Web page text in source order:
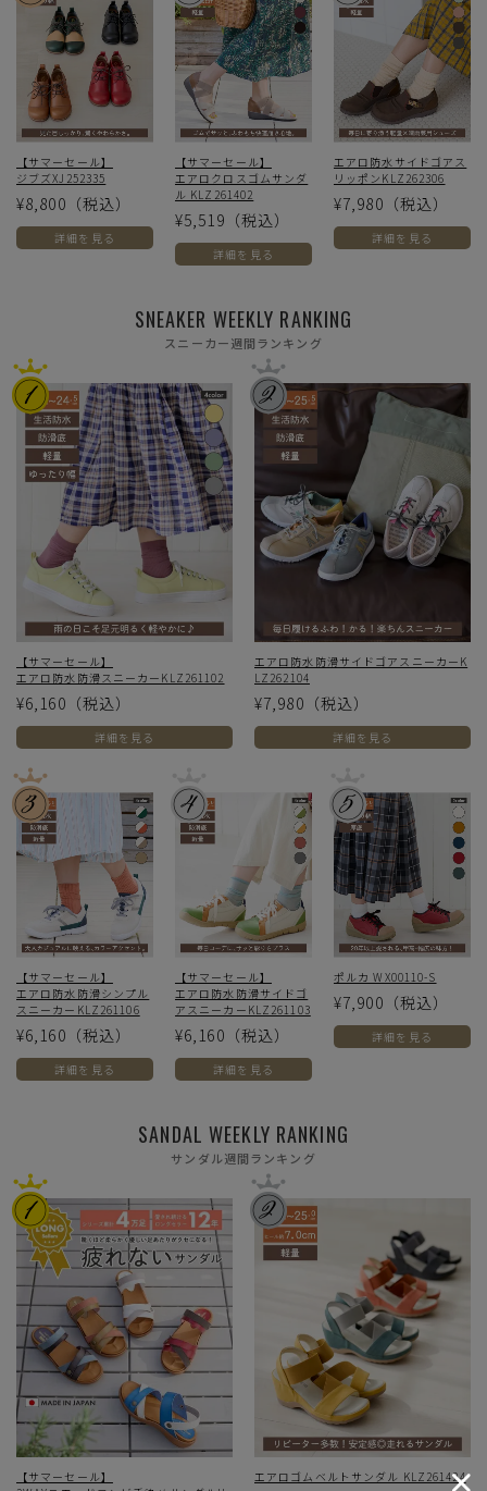
【サマーセール】
ジブズXJ252335
¥8,800 （税込）
詳細を見る
【サマーセール】
エアロクロスゴムサンダ
ル KLZ261402
¥5,519 （税込）
詳細を見る
エアロ防水サイドゴアス
リッポンKLZ262306
¥7,980 （税込）
詳細を見る
SNEAKER WEEKLY RANKING
スニーカー週間ランキング
【サマーセール】
エアロ防水防滑スニーカーKLZ261102
¥6,160 （税込）
詳細を見る
エアロ防水防滑サイドゴアスニーカーK
LZ262104
¥7,980 （税込）
詳細を見る
【サマーセール】
エアロ防水防滑シンプル
スニーカーKLZ261106
¥6,160 （税込）
詳細を見る
【サマーセール】
エアロ防水防滑サイドゴ
アスニーカーKLZ261103
¥6,160 （税込）
詳細を見る
ポルカ WX00110-S
¥7,900 （税込）
詳細を見る
SANDAL WEEKLY RANKING
サンダル週間ランキング
【サマーセール】
エアロゴムベルトサンダル KLZ261424